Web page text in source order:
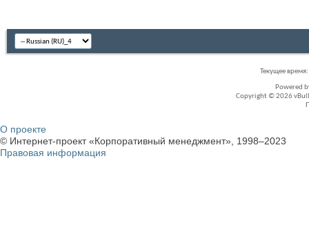
Текущее время:
Powered
Copyright © 2026
О проекте
© Интернет-проект «Корпоративный менеджмент», 1998–2023
Правовая информация